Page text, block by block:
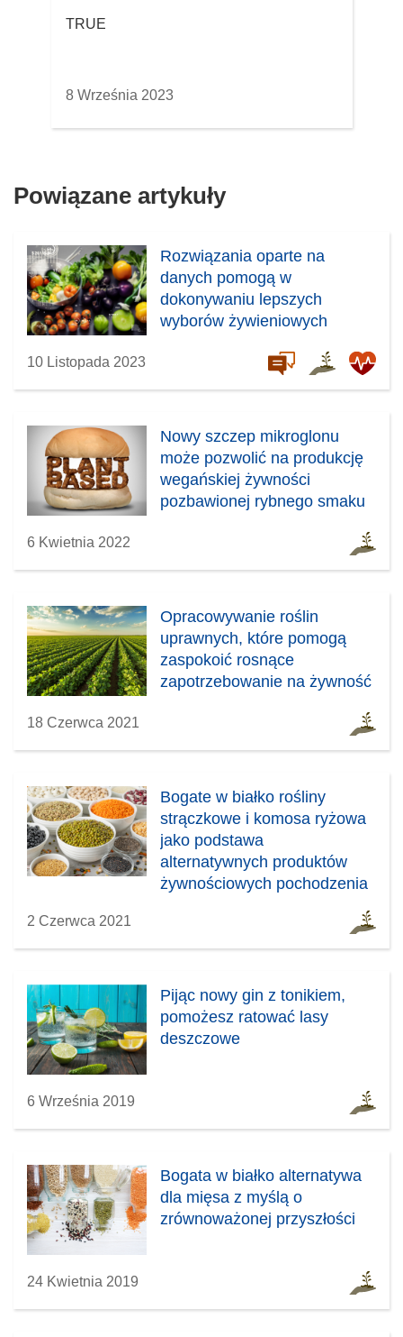
TRUE
8 Września 2023
Powiązane artykuły
Rozwiązania oparte na
danych pomogą w
dokonywaniu lepszych
wyborów żywieniowych
10 Listopada 2023
Nowy szczep mikroglonu
może pozwolić na produkcję
wegańskiej żywności
pozbawionej rybnego smaku
6 Kwietnia 2022
Opracowywanie roślin
uprawnych, które pomogą
zaspokoić rosnące
zapotrzebowanie na żywność
18 Czerwca 2021
Bogate w białko rośliny
strączkowe i komosa ryżowa
jako podstawa
alternatywnych produktów
żywnościowych pochodzenia
2 Czerwca 2021
Pijąc nowy gin z tonikiem,
pomożesz ratować lasy
deszczowe
6 Września 2019
Bogata w białko alternatywa
dla mięsa z myślą o
zrównoważonej przyszłości
24 Kwietnia 2019